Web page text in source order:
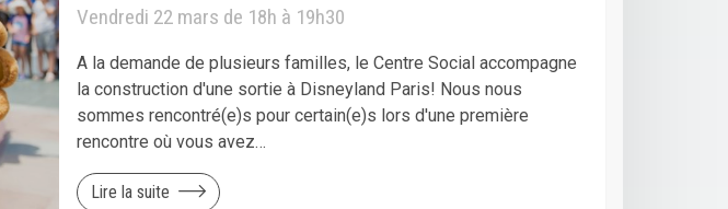
Vendredi 22 mars de 18h à 19h30
A la demande de plusieurs familles, le Centre Social accompagne
la construction d'une sortie à Disneyland Paris! Nous nous
sommes rencontré(e)s pour certain(e)s lors d'une première
rencontre où vous avez…
Lire la suite